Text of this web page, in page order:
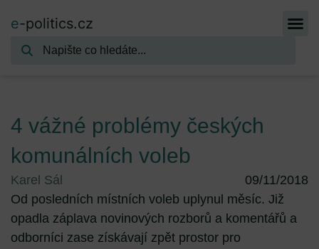
e-politics.cz
4 vážné problémy českých
komunálních voleb
Karel Sál
09/11/2018
Od posledních místních voleb uplynul měsíc. Již
opadla záplava novinových rozborů a komentářů a
odborníci zase získávají zpět prostor pro